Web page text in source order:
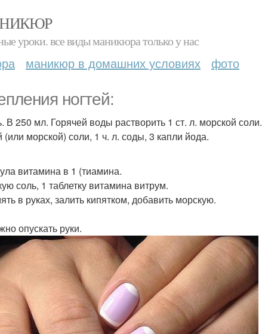
уроки. все виды маникюра только у нас
маникюр в домашних условиях фото
ногтей:
В 250 мл. Горячей воды растворить 1 ст. л. морской соли.
морской) соли, 1 ч. л. соды, 3 капли йода.
витамина в 1 (тиамина.
соль, 1 таблетку витамина витрум.
в руках, залить кипятком, добавить морскую.
опускать руки.